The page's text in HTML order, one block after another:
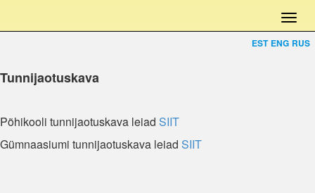
EST ENG RUS
Tunnijaotuskava
Põhikooli tunnijaotuskava leiad SIIT
Gümnaasiumi tunnijaotuskava leiad SIIT